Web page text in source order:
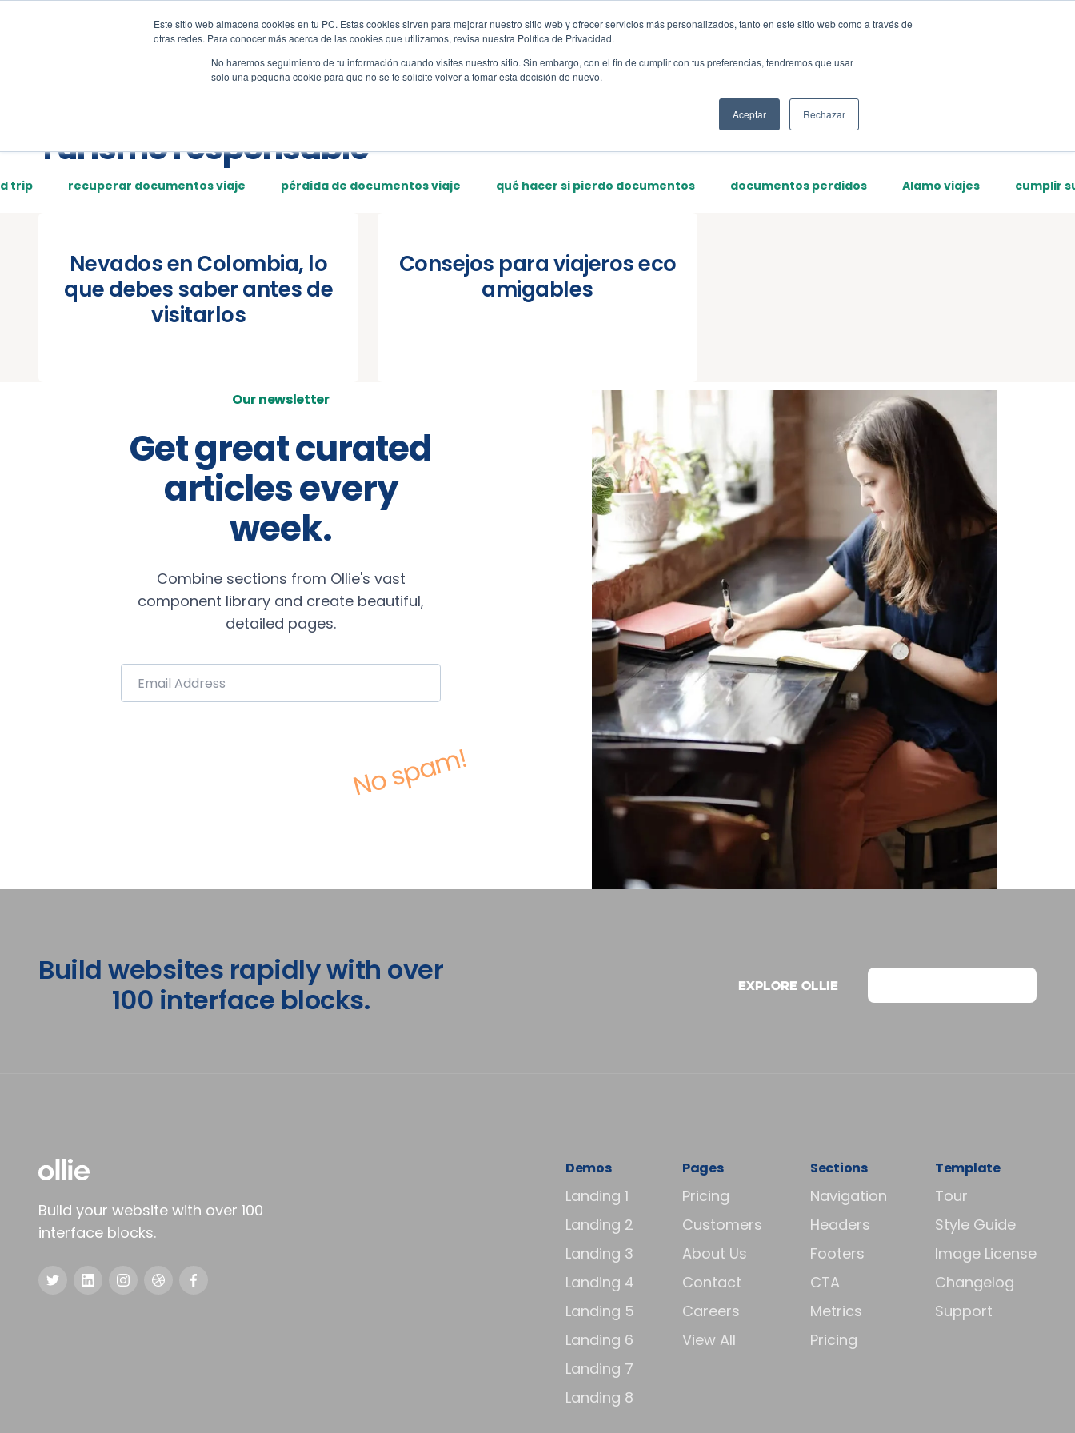
Este sitio web almacena cookies en tu PC. Estas cookies sirven para mejorar nuestro sitio web y ofrecer servicios más personalizados, tanto en este sitio web como a través de
otras redes. Para conocer más acerca de las cookies que utilizamos, revisa nuestra Política de Privacidad.
No haremos seguimiento de tu información cuando visites nuestro sitio. Sin embargo, con el fin de cumplir con tus preferencias, tendremos que usar
solo una pequeña cookie para que no se te solicite volver a tomar esta decisión de nuevo.
Aceptar Rechazar
Tour Demos Pages Sections Template
Turismo responsable
trip recuperar documentos viaje pérdida de documentos viaje qué hacer si pierdo documentos documentos perdidos Alamo viajes cumplir
Nevados en Colombia, lo
que debes saber antes de
visitarlos
Consejos para viajeros eco
amigables
Our newsletter
Get great curated
articles every
week.
Combine sections from Ollie's vast
component library and create beautiful,
detailed pages.
No spam!
Build websites rapidly with over
100 interface blocks.
Explore Ollie
Build your website with over 100
interface blocks.
Demos
Landing 1
Landing 2
Landing 3
Landing 4
Landing 5
Landing 6
Landing 7
Landing 8
Pages
Pricing
Customers
About Us
Contact
Careers
View All
Sections
Navigation
Headers
Footers
CTA
Metrics
Pricing
Template
Tour
Style Guide
Image License
Changelog
Support